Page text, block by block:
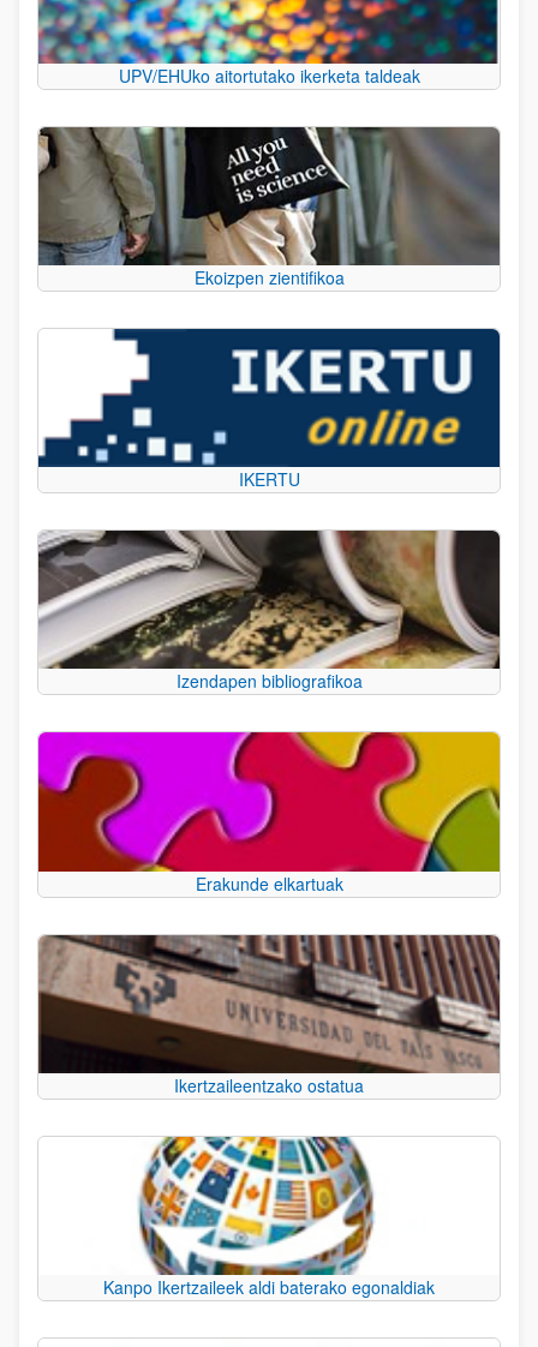
UPV/EHUko aitortutako ikerketa taldeak
Ekoizpen zientifikoa
IKERTU
Izendapen bibliografikoa
Erakunde elkartuak
Ikertzaileentzako ostatua
Kanpo Ikertzaileek aldi baterako egonaldiak